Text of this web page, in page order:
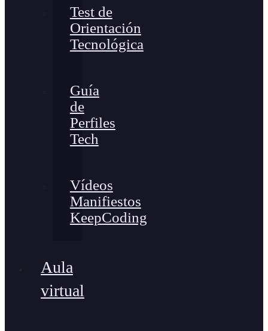
Test de
Orientación
Tecnológica
Guía
de
Perfiles
Tech
Vídeos
Manifiestos
KeepCoding
Aula
virtual